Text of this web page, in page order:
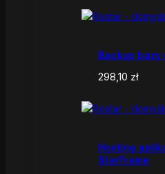
Backup bazy
298,10 zł
Hosting
StarFrame